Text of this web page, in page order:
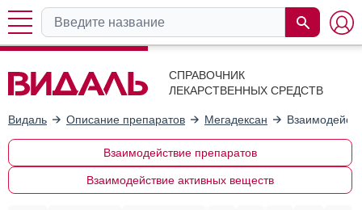
СПРАВОЧНИК
ЛЕКАРСТВЕННЫХ СРЕДСТВ
Видаль Описание препаратов Мегадексан
Взаимодействие препаратов
Взаимодействие активных веществ